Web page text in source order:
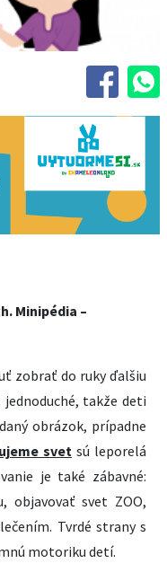
Minipédia –
zobrať do ruky ďalšiu
takže deti
obrázok, prípadne
svetsú leporelá
je také zábavné:
objavovať svet ZOO,
Tvrdé strany s
motoriku detí.